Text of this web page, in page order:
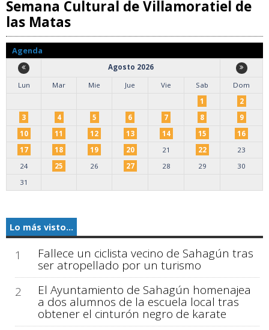
Semana Cultural de Villamoratiel de
las Matas
Agenda
Agosto 2026
Lun
Mar Mie Jue Vie Sab
Dom
1
2
3
4 5 6 7 8
9
10
11 12 13 14 15
16
17
18 19 20 21 22
23
24
25 26 27 28 29
30
31
Lo más visto...
1 Fallece un ciclista vecino de Sahagún tras
ser atropellado por un turismo
2
El Ayuntamiento de Sahagún homenajea
a dos alumnos de la escuela local tras
obtener el cinturón negro de karate